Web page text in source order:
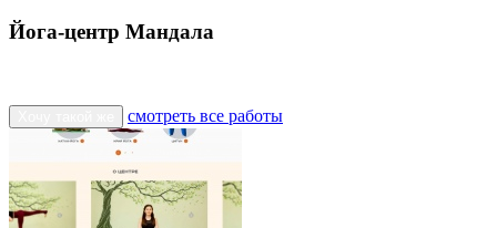
Йога-центр Мандала
смотреть все работы